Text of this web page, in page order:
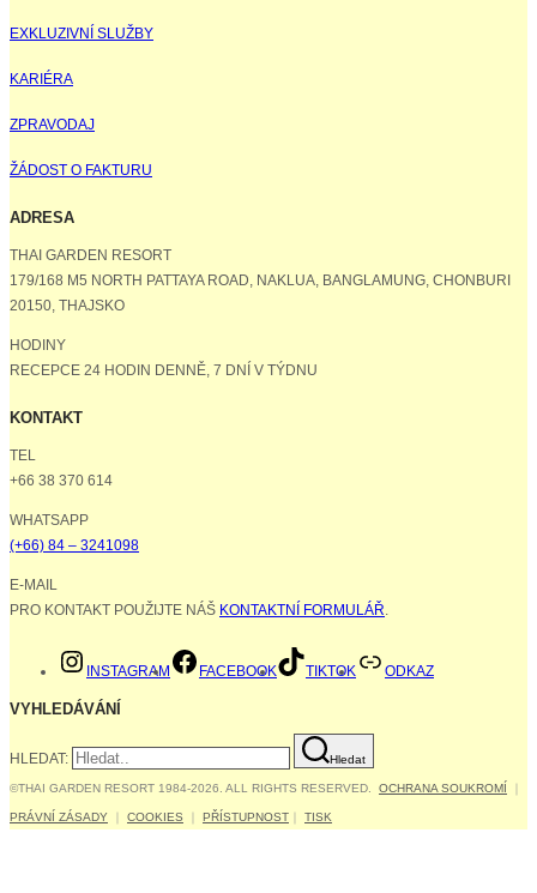
EXKLUZIVNÍ SLUŽBY
KARIÉRA
ZPRAVODAJ
ŽÁDOST O FAKTURU
ADRESA
THAI GARDEN RESORT
179/168 M5 NORTH PATTAYA ROAD, NAKLUA, BANGLAMUNG, CHONBURI
20150, THAJSKO
HODINY
RECEPCE 24 HODIN DENNĚ, 7 DNÍ V TÝDNU
KONTAKT
TEL
+66 38 370 614
WHATSAPP
(+66) 84 – 3241098
E-MAIL
PRO KONTAKT POUŽIJTE NÁŠ KONTAKTNÍ FORMULÁŘ.
INSTAGRAM FACEBOOK TIKTOK ODKAZ
VYHLEDÁVÁNÍ
HLEDAT: Hledat
©THAI GARDEN RESORT 1984-2026. ALL RIGHTS RESERVED. OCHRANA SOUKROMÍ
PRÁVNÍ ZÁSADY COOKIES PŘÍSTUPNOST TISK